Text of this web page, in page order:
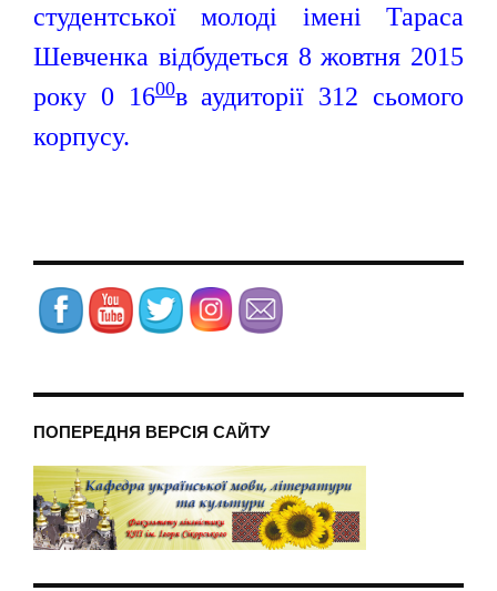
студентської молоді імені Тараса
Шевченка відбудеться 8 жовтня 2015
року 0 1600в аудиторії 312 сьомого
корпусу.
ПОПЕРЕДНЯ ВЕРСІЯ САЙТУ